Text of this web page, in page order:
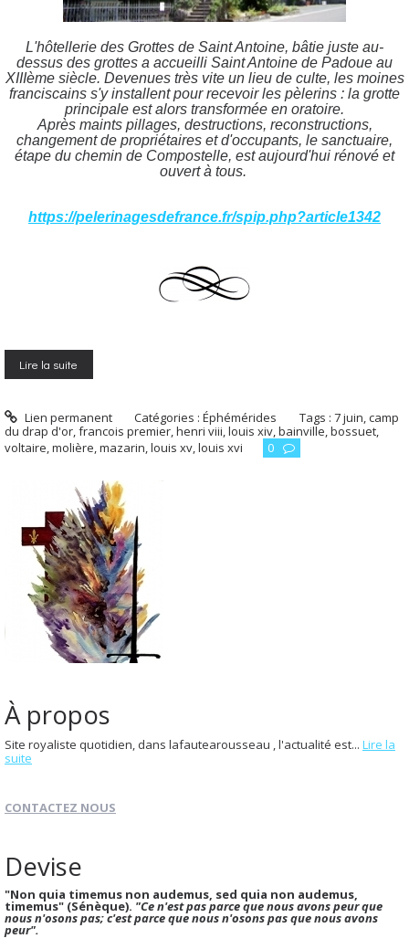
L'hôtellerie des Grottes de Saint Antoine, bâtie juste au-
dessus des grottes a accueilli Saint Antoine de Padoue au
XIIIème siècle. Devenues très vite un lieu de culte, les moines
franciscains s'y installent pour recevoir les pèlerins : la grotte
principale est alors transformée en oratoire.
Après maints pillages, destructions, reconstructions,
changement de propriétaires et d'occupants, le sanctuaire,
étape du chemin de Compostelle, est aujourd'hui rénové et
ouvert à tous.
https://pelerinagesdefrance.fr/spip.php?article1342
Lire la suite
Lien permanent Catégories :Éphémérides Tags :7 juin,camp
du drap d'or,francois premier,henri viii,louis xiv,bainville,bossuet,
voltaire,molière,mazarin,louis xv,louis xvi 0
À propos
Site royaliste quotidien, dans lafautearousseau , l'actualité est... Lire la
suite
CONTACTEZ NOUS
Devise
"Non quia timemus non audemus, sed quia non audemus,
timemus" (Sénèque). "Ce n'est pas parce que nous avons peur que
nous n'osons pas; c'est parce que nous n'osons pas que nous avons
peur".